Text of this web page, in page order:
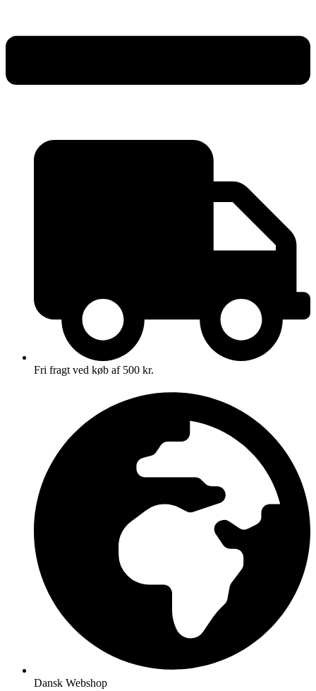
Fri fragt ved køb af 500 kr.
Dansk Webshop